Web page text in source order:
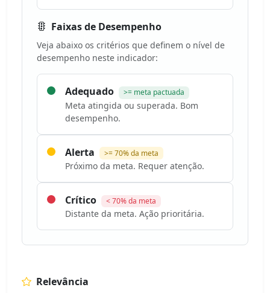
Faixas de Desempenho
Veja abaixo os critérios que definem o nível de
desempenho neste indicador:
Adequado >= meta pactuada
Meta atingida ou superada. Bom
desempenho.
Alerta >= 70% da meta
Próximo da meta. Requer atenção.
Crítico < 70% da meta
Distante da meta. Ação prioritária.
Relevância